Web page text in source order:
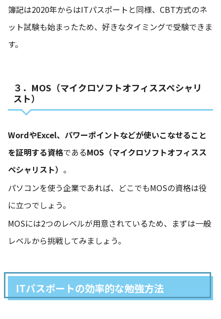
簿記は2020年からはITパスポートと同様、CBT方式のネ
ット試験も始まったため、好きなタイミングで受験できま
す。
３．MOS（マイクロソフトオフィススペシャリ
スト）
WordやExcel、パワーポイントなどが使いこなせること
を証明する資格であるMOS（マイクロソフトオフィスス
ペシャリスト） 。
パソコンを使う企業であれば、どこでもMOSの資格は役
に立つでしょう。
MOSには2つのレベルが用意されているため、まずは一般
レベルから挑戦してみましょう。
ITパスポートの効率的な勉強方法